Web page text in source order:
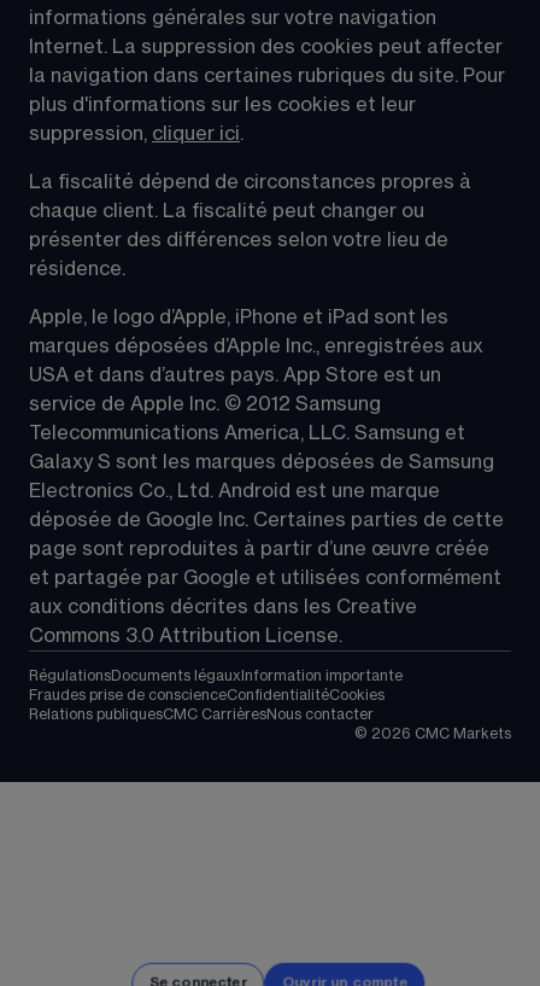
Se connecter Ouvrir un compte
informations générales sur votre navigation
Internet. La suppression des cookies peut affecter
la navigation dans certaines rubriques du site. Pour
plus d'informations sur les cookies et leur
suppression, cliquer ici.
La fiscalité dépend de circonstances propres à
chaque client. La fiscalité peut changer ou
présenter des différences selon votre lieu de
résidence.
Apple, le logo d’Apple, iPhone et iPad sont les
marques déposées d’Apple Inc., enregistrées aux
USA et dans d’autres pays. App Store est un
service de Apple Inc. © 2012 Samsung
Telecommunications America, LLC. Samsung et
Galaxy S sont les marques déposées de Samsung
Electronics Co., Ltd. Android est une marque
déposée de Google Inc. Certaines parties de cette
page sont reproduites à partir d’une œuvre créée
et partagée par Google et utilisées conformément
aux conditions décrites dans les Creative
Commons 3.0 Attribution License.
RégulationsDocuments légaux Information importante
Fraudes prise de conscienceConfidentialitéCookies
Relations publiquesCMC CarrièresNous contacter
© 2026 CMC Markets